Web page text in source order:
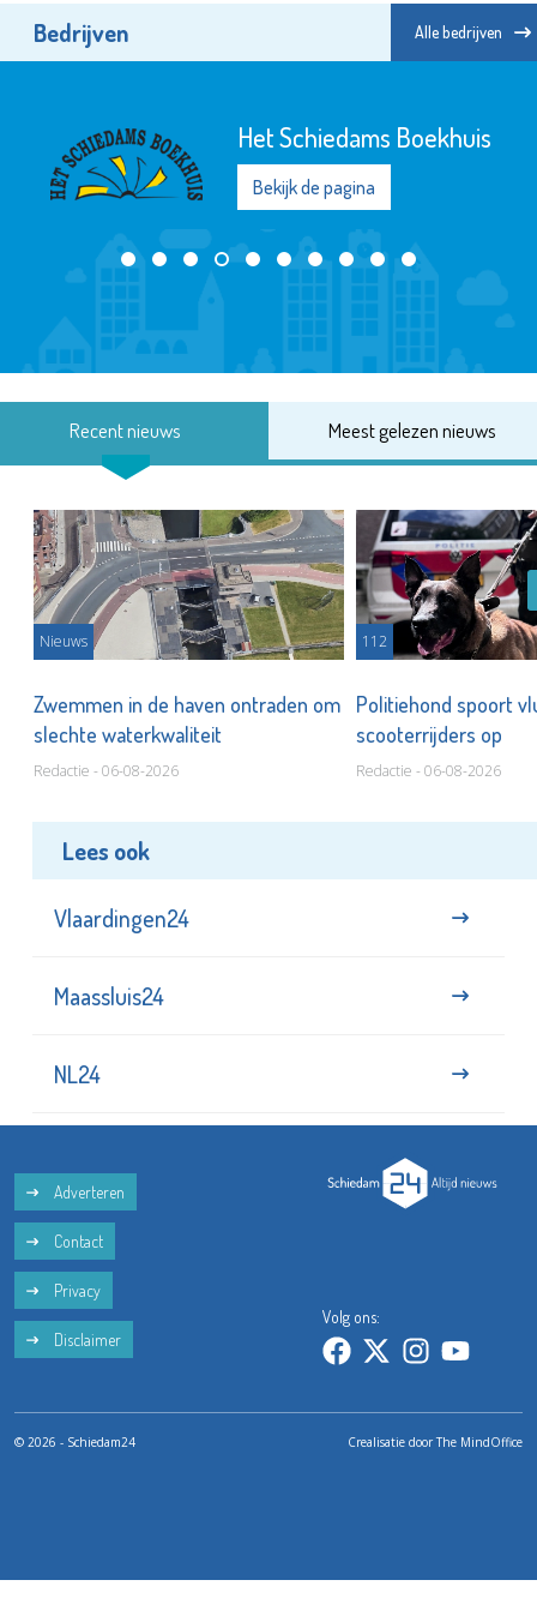
Bedrijven Alle bedrijven
Het Schiedams Boekhuis
Bekijk de pagina
Recent nieuws Meest gelezen nieuws
Nieuws
Zwemmen in de haven ontraden om
slechte waterkwaliteit
Redactie - 06-08-2026
112
Politiehond spoort
scooterrijders op
Redactie - 06-08-2026
Lees ook
Vlaardingen24
Maassluis24
NL24
Adverteren
Contact
Privacy
Disclaimer
Volg ons:
© 2026 - Schiedam24 Crealisatie doorThe MindOffice